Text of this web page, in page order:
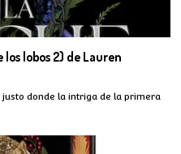
lobos 2) de Lauren
donde la intriga de la primera